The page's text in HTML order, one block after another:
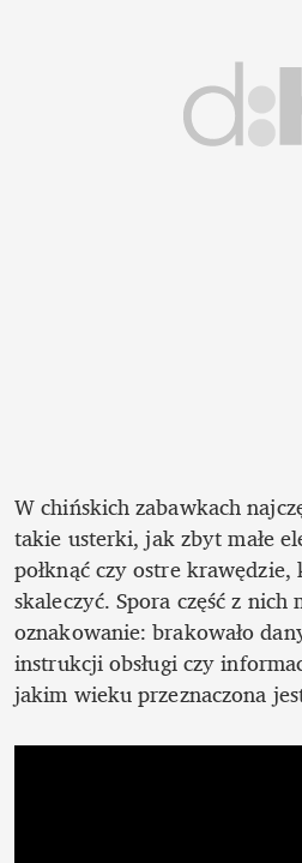
W chińskich zabawkach
takie usterki, jak zbyt małe
połknąć czy ostre
skaleczyć. Spora część z nich
oznakowanie: brakowało
instrukcji obsługi czy
jakim wieku przeznaczona